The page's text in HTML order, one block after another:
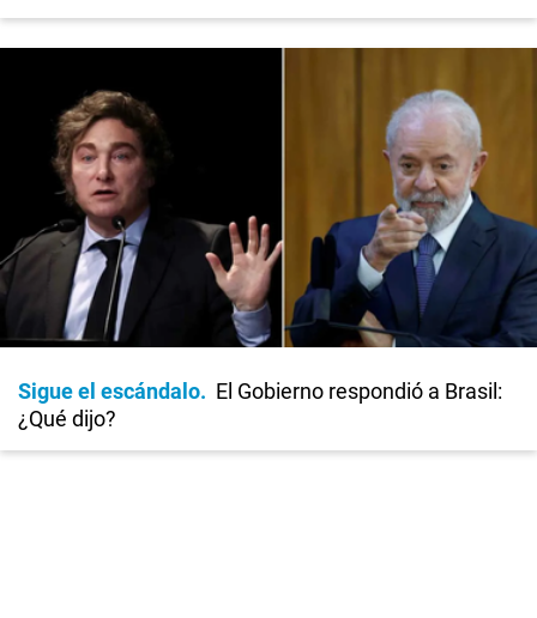
Sigue el escándalo
El Gobierno respondió a Brasil:
¿Qué dijo?